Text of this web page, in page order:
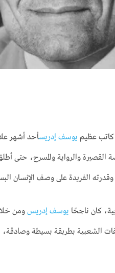
كاتب عظيم يوسف إدريسأحد أشهر
القصيرة والرواية والمسرح، حتى
الفريدة على وصف الإنسان
كان ناجحًا يوسف إدريسومن
الشعبية بطريقة بسيطة وصادقة،